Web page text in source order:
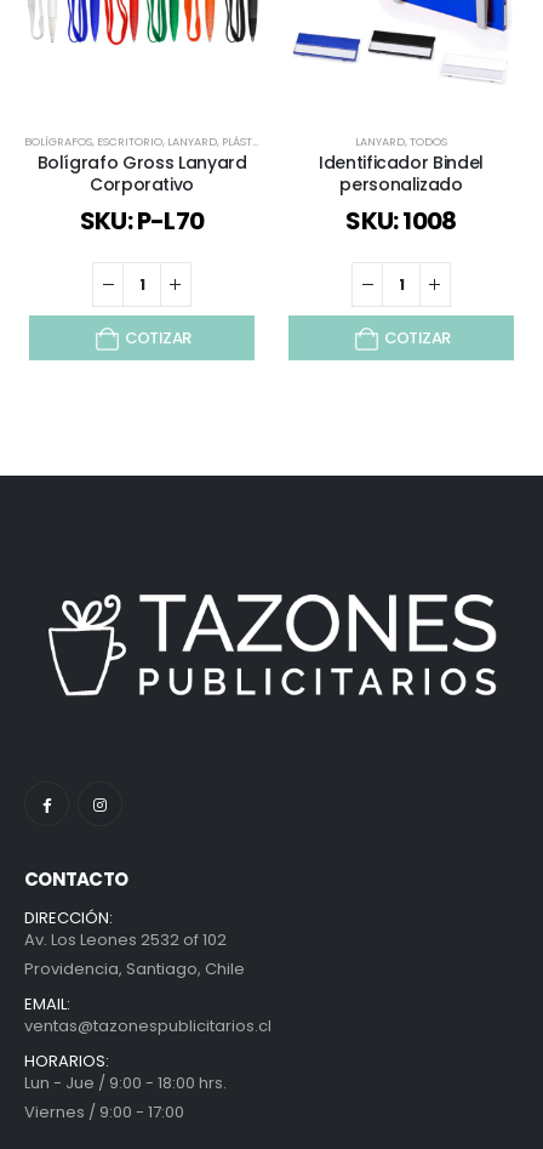
BOLÍGRAFOS, ESCRITORIO, LANYARD, PLÁSTICOS Y MASIVOS TODOS
Bolígrafo Gross Lanyard
Corporativo
SKU: P-L70
COTIZAR
LANYARD,TODOS
Identificador Bindel
personalizado
SKU: 1008
COTIZAR
CONTACTO
DIRECCIÓN:
Av. Los Leones 2532 of 102
Providencia, Santiago, Chile
EMAIL:
ventas@tazonespublicitarios.cl
HORARIOS:
Lun - Jue / 9:00 - 18:00 hrs.
Viernes / 9:00 - 17:00